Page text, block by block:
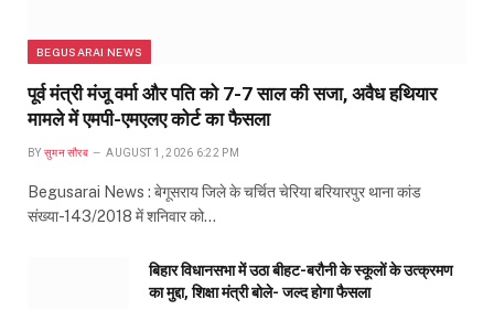
BEGUSARAI NEWS
पूर्व मंत्री मंजू वर्मा और पति को 7-7 साल की सजा, अवैध हथियार
मामले में एमपी-एमएलए कोर्ट का फैसला
BY सुमन सौरब AUGUST 1, 2026 6:22 PM
Begusarai News : बेगूसराय जिले के चर्चित चेरिया बरियारपुर थाना कांड
संख्या-143/2018 में शनिवार को…
बिहार विधानसभा में उठा बीहट-बरौनी के स्कूलों के उत्क्रमण
का मुद्दा, शिक्षा मंत्री बोले- जल्द होगा फैसला